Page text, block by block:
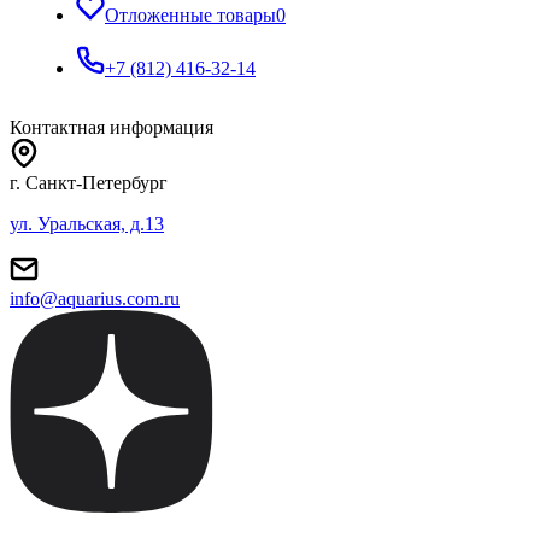
Отложенные товары0
+7 (812) 416-32-14
Контактная информация
г. Санкт-Петербург
ул. Уральская, д.13
info@aquarius.com.ru